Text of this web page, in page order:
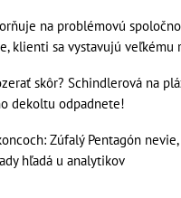
na problémovú
klienti sa vystavujú veľkému
skôr? Schindlerová na
dekoltu odpadnete!
Zúfalý Pentagón
hľadá u analytikov